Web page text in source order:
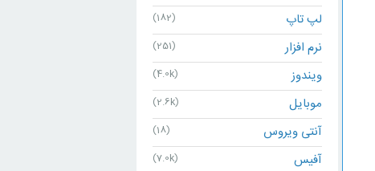
لپ تاپ
(182)
نرم افزار (251)
ویندوز (4.0k)
موبایل (2.6k)
آنتی ویروس (18)
آفیس (7.0k)